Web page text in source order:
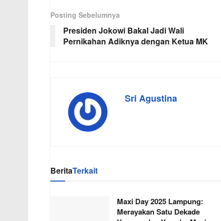
Posting Sebelumnya
Presiden Jokowi Bakal Jadi Wali
Pernikahan Adiknya dengan Ketua MK
Sri Agustina
BeritaTerkait
Maxi Day 2025 Lampung:
Merayakan Satu Dekade